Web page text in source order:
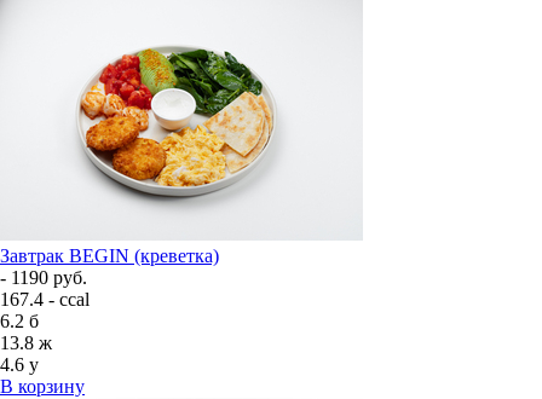
Завтрак BEGIN (креветка)
- 1190 руб.
167.4 - ccal
6.2 б
13.8 ж
4.6 у
В корзину